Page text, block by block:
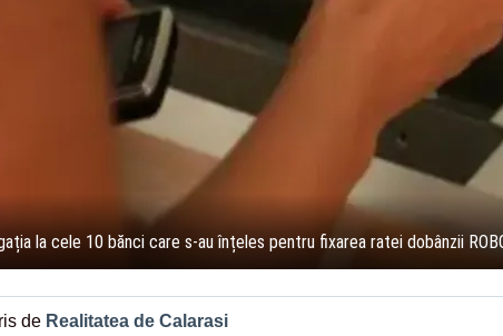
la cele 10 bănci care s-au înțeles pentru fixarea ratei dobânzii
de Realitatea de Calarasi